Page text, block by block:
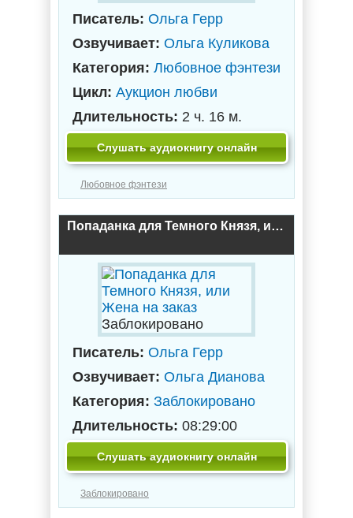
Писатель: Ольга Герр
Озвучивает: Ольга Куликова
Категория: Любовное фэнтези
Цикл: Аукцион любви
Длительность: 2 ч. 16 м.
Слушать аудиокнигу онлайн
Любовное фэнтези
Попаданка для Темного Князя, или Жена на заказ
Заблокировано
Писатель: Ольга Герр
Озвучивает: Ольга Дианова
Категория: Заблокировано
Длительность: 08:29:00
Слушать аудиокнигу онлайн
Заблокировано